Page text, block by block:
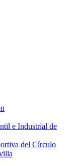
e Industrial de
del Círculo